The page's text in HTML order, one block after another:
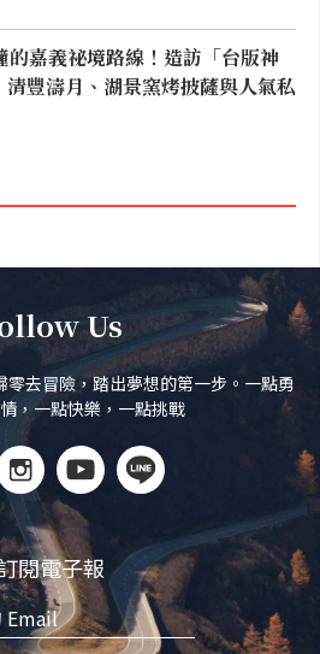
的嘉義祕境路線！造訪「台版神
清豐濤月、湖景窯烤披薩與人氣私
Us
去冒險，踏出夢想的第一步。一點勇
，一點快樂，一點挑戰
閱電子報